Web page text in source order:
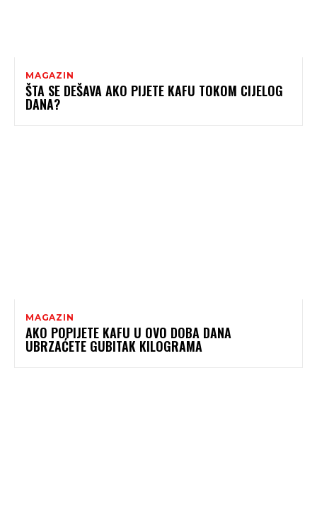
MAGAZIN
ŠTA SE DEŠAVA AKO PIJETE KAFU TOKOM CIJELOG
DANA?
MAGAZIN
AKO POPIJETE KAFU U OVO DOBA DANA
UBRZAĆETE GUBITAK KILOGRAMA